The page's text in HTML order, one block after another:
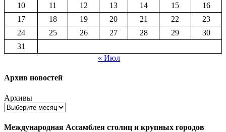
10
11 12 13 14 15
16
17
18 19 20 21 22
23
24
25 26 27 28 29
30
31
« Июл
Архив новостей
Архивы
Международная Ассамблея столиц и крупных городов